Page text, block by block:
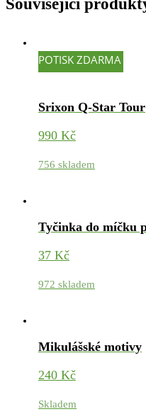
Související
POTISK ZDARMA
Srixon Q-Star Tour
990 Kč
756 skladem
Tyčinka do míčku
37 Kč
972 skladem
Mikulášské motivy
240 Kč
Skladem